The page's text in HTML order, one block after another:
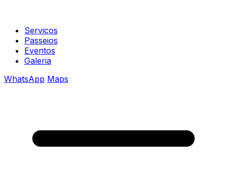
Servicos
Passeios
Eventos
Galeria
WhatsApp Maps